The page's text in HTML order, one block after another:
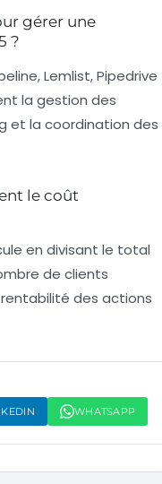
gérer une
?
Lemlist, Pipedrive
la gestion des
et la coordination des
le coût
en divisant le total
de clients
des actions
WHATSAPP